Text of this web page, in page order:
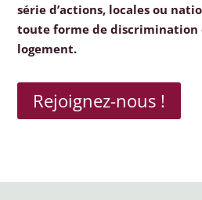
série d’actions, locales ou
toute forme de discrimination
logement.
Rejoignez-nous !